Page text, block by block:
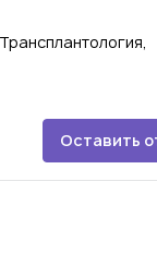
Оставить